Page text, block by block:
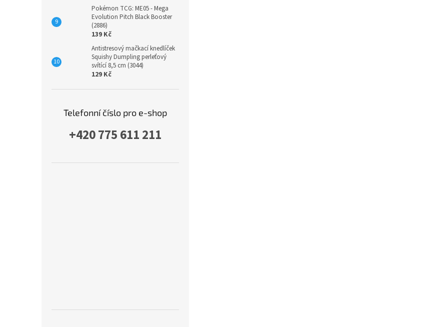
Pokémon TCG: ME05 - Mega
Evolution Pitch Black Booster
(2886)
139 Kč
Antistresový mačkací knedlíček
Squishy Dumpling perleťový
svítící 8,5 cm (3044)
129 Kč
Telefonní číslo pro e-shop
+420 775 611 211